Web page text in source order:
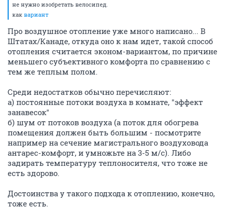
не нужно изобретать велосипед.
как вариант
Про воздушное отопление уже много написано... В
Штатах/Канаде, откуда оно к нам идет, такой способ
отопления считается эконом-вариантом, по причине
меньшего субъективного комфорта по сравнению с
тем же теплым полом.
Среди недостатков обычно перечисляют:
а) постоянные потоки воздуха в комнате, "эффект
занавесок"
б) шум от потоков воздуха (а поток для обогрева
помещения должен быть большим - посмотрите
например на сечение магистрального воздуховода
антарес-комфорт, и умножьте на 3-5 м/с). Либо
задирать температуру теплоносителя, что тоже не
есть здорово.
Достоинства у такого подхода к отоплению, конечно,
тоже есть.